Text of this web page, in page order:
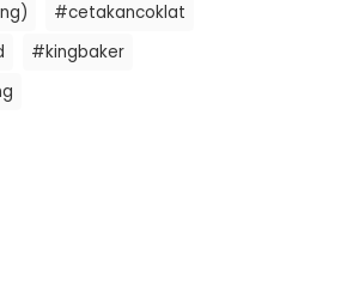
#cetakancoklat
#kingbaker